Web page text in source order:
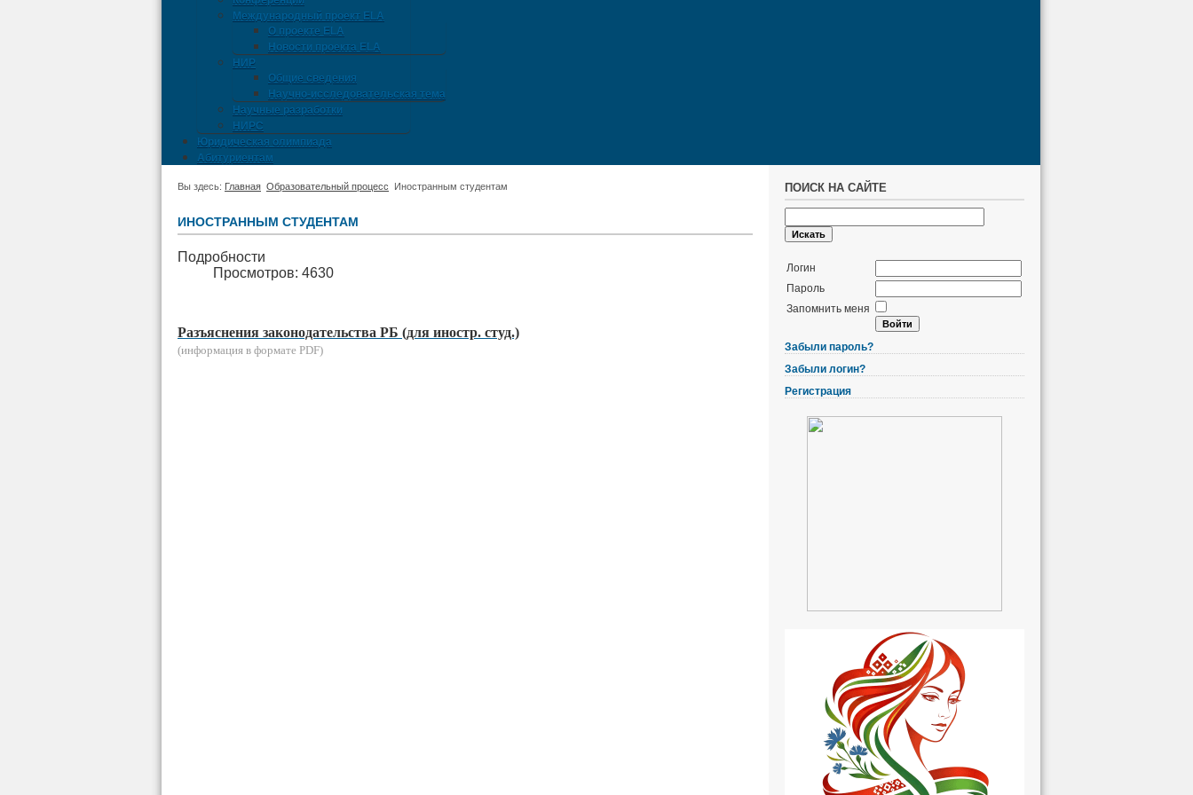
Международный проект ELA
О проекте ELA
Новости проекта ELA
НИР
Общие сведения
Научно-исследовательская тема
Научные разработки
НИРС
Юридическая олимпиада
Абитуриентам
Вы здесь: Главная Образовательный процесс Иностранным студентам
ИНОСТРАННЫМ СТУДЕНТАМ
Подробности
Просмотров: 4630
Разъяснения законодательства РБ (для иностр. студ.)
(информация в формате PDF)
ПОИСК НА САЙТЕ
Логин
Пароль
Запомнить меня
Забыли пароль?
Забыли логин?
Регистрация